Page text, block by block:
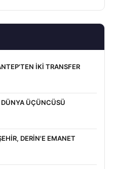
İKİ TRANSFER
DÜNYA ÜÇÜNCÜSÜ
DERİN'E EMANET